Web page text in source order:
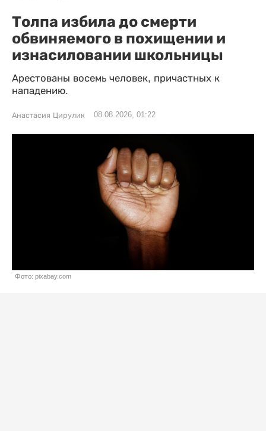
Толпа избила до смерти
обвиняемого в похищении и
изнасиловании школьницы
Арестованы восемь человек, причастных к
нападению.
Анастасия Цирулик 08.08.2026, 01:22
Фото: pixabay.com